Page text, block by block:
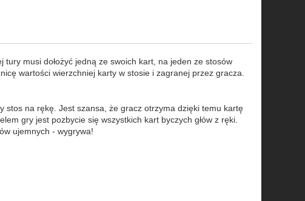
musi dołożyć jedną ze swoich kart, na jeden ze stosów
wartości wierzchniej karty w stosie i zagranej przez gracza.
stos na rękę. Jest szansa, że gracz otrzyma dzięki temu kartę
gry jest pozbycie się wszystkich kart byczych głów z ręki.
ujemnych - wygrywa!